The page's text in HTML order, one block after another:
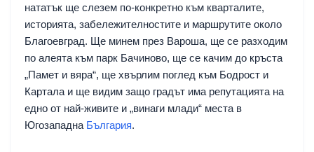
нататък ще слезем по-конкретно към кварталите,
историята, забележителностите и маршрутите около
Благоевград. Ще минем през Вароша, ще се разходим
по алеята към парк Бачиново, ще се качим до кръста
„Памет и вяра“, ще хвърлим поглед към Бодрост и
Картала и ще видим защо градът има репутацията на
едно от най-живите и „винаги млади“ места в
Югозападна България.